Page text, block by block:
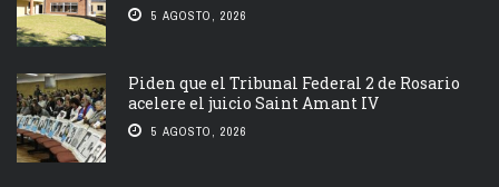
5 AGOSTO, 2026
Piden que el Tribunal Federal 2 de Rosario
acelere el juicio Saint Amant IV
5 AGOSTO, 2026